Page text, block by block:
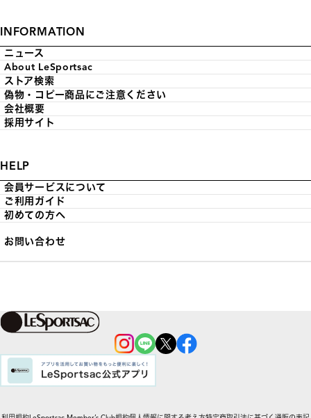
INFORMATION
ニュース
About LeSportsac
ストア検索
偽物・コピー商品にご注意ください
会社概要
採用サイト
HELP
会員サービスについて
ご利用ガイド
初めての方へ
お問い合わせ